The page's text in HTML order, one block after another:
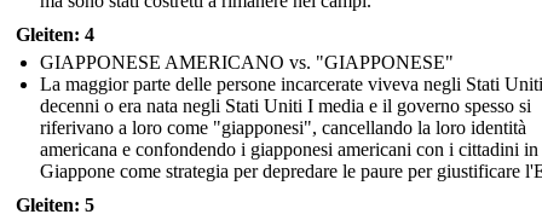
Gleiten: 4
GIAPPONESE AMERICANO vs. "GIAPPONESE"
La maggior parte delle persone incarcerate viveva negli Stati
decenni o era nata negli Stati Uniti I media e il governo spesso si
riferivano a loro come "giapponesi", cancellando la loro identità
americana e confondendo i giapponesi americani con i cittadini in
Giappone come strategia per depredare le paure per giustificare
Gleiten: 5